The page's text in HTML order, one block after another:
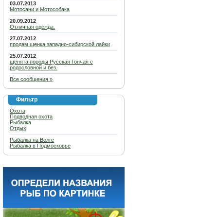
03.07.2013
Мотосани и Мотособака
20.09.2012
Отличная одежда.
27.07.2012
продам щенка западно-сибирской лайки
25.07.2012
щенята породы Русская Гончая с
родословной и без.
Все сообщения »
Фильтр
Охота
Подводная охота
Рыбалка
Отдых
Рыбалка на Волге
Рыбалка в Подмосковье